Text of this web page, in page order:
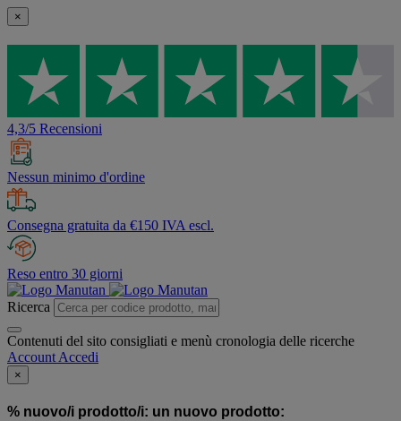
×
4,3/5 Recensioni
Nessun minimo d'ordine
Consegna gratuita da €150 IVA escl.
Reso entro 30 giorni
Ricerca
Contenuti del sito consigliati e menù cronologia delle ricerche
Account Accedi
×
% nuovo/i prodotto/i: un nuovo prodotto: